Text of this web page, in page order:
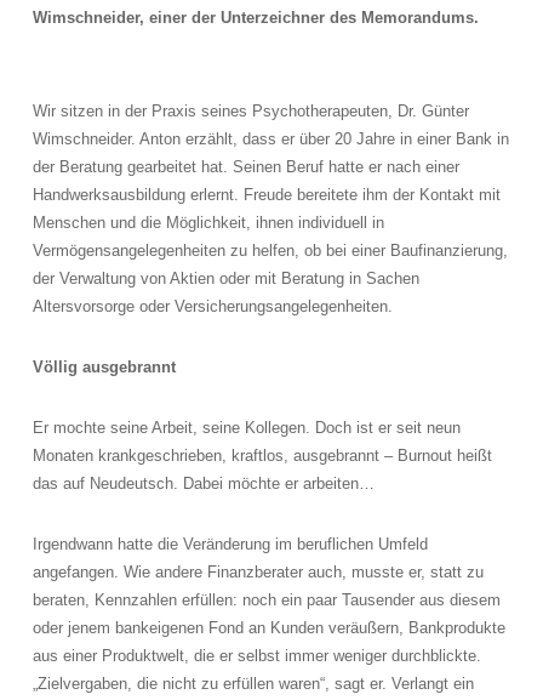
Wimschneider, einer der Unterzeichner des Memorandums.
Wir sitzen in der Praxis seines Psychotherapeuten, Dr. Günter
Wimschneider. Anton erzählt, dass er über 20 Jahre in einer Bank in
der Beratung gearbeitet hat. Seinen Beruf hatte er nach einer
Handwerksausbildung erlernt. Freude bereitete ihm der Kontakt mit
Menschen und die Möglichkeit, ihnen individuell in
Vermögensangelegenheiten zu helfen, ob bei einer Baufinanzierung,
der Verwaltung von Aktien oder mit Beratung in Sachen
Altersvorsorge oder Versicherungsangelegenheiten.
Völlig ausgebrannt
Er mochte seine Arbeit, seine Kollegen. Doch ist er seit neun
Monaten krankgeschrieben, kraftlos, ausgebrannt – Burnout heißt
das auf Neudeutsch. Dabei möchte er arbeiten…
Irgendwann hatte die Veränderung im beruflichen Umfeld
angefangen. Wie andere Finanzberater auch, musste er, statt zu
beraten, Kennzahlen erfüllen: noch ein paar Tausender aus diesem
oder jenem bankeigenen Fond an Kunden veräußern, Bankprodukte
aus einer Produktwelt, die er selbst immer weniger durchblickte.
„Zielvergaben, die nicht zu erfüllen waren“, sagt er. Verlangt ein